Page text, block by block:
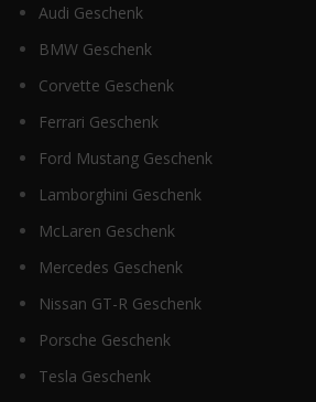
Audi Geschenk
BMW Geschenk
Corvette Geschenk
Ferrari Geschenk
Ford Mustang Geschenk
Lamborghini Geschenk
McLaren Geschenk
Mercedes Geschenk
Nissan GT-R Geschenk
Porsche Geschenk
Tesla Geschenk